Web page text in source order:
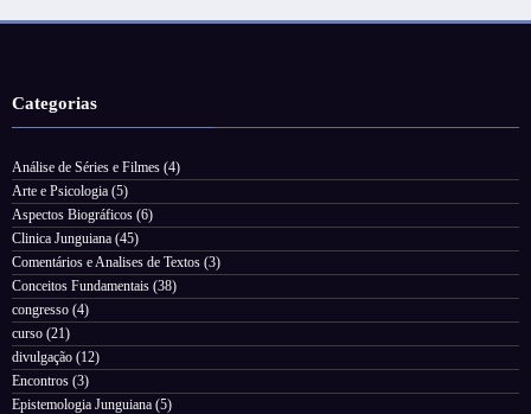
Categorias
Análise de Séries e Filmes (4)
Arte e Psicologia (5)
Aspectos Biográficos (6)
Clinica Junguiana (45)
Comentários e Analises de Textos (3)
Conceitos Fundamentais (38)
congresso (4)
curso (21)
divulgação (12)
Encontros (3)
Epistemologia Junguiana (5)